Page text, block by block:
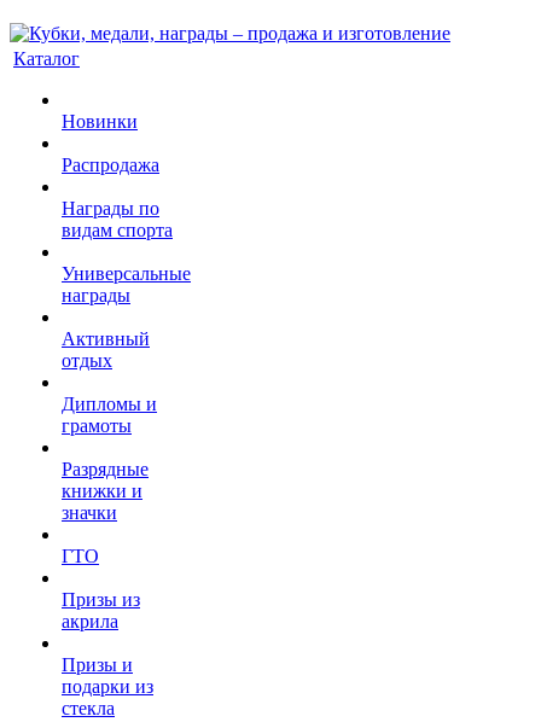
Каталог
Новинки
Распродажа
Награды по
видам спорта
Универсальные
награды
Активный
отдых
Дипломы и
грамоты
Разрядные
книжки и
значки
ГТО
Призы из
акрила
Призы и
подарки из
стекла